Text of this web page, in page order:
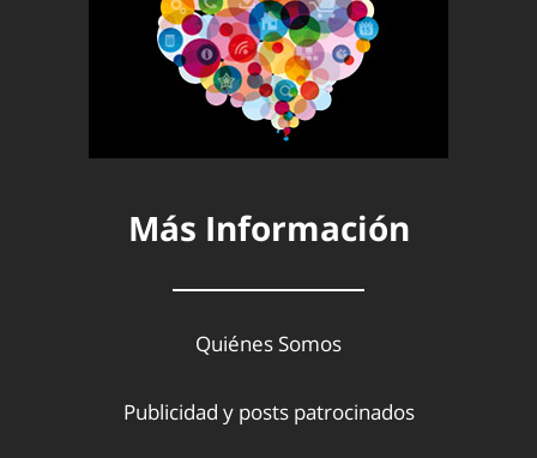
Más Información
Quiénes Somos
Publicidad y posts patrocinados